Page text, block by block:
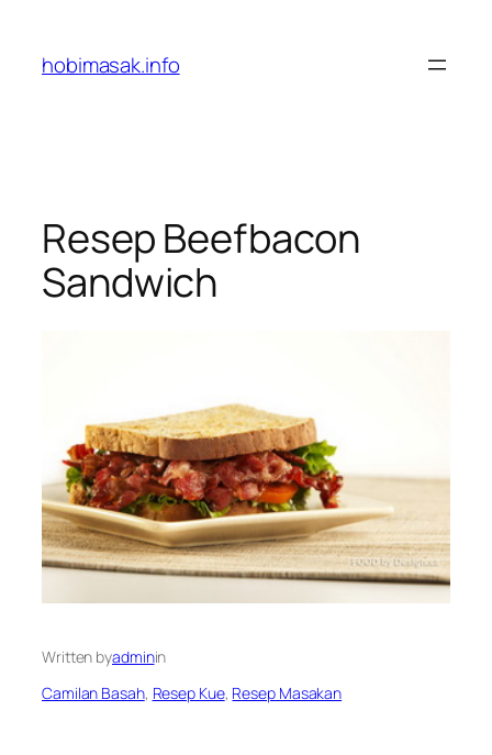
content
hobimasak.info
Resep Beefbacon
Sandwich
Written byadminin
Camilan Basah, Resep Kue, Resep Masakan